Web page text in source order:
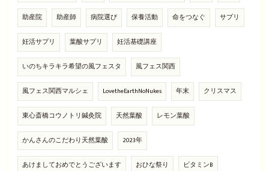
助産院 助産師 病院選び 保養活動 命をつなぐ サプリ
妊活サプリ 葉酸サプリ 妊活基礎講座
いのちキラキラ希望の風フェスタ 風フェス関西
風フェス関西マルシェ LovetheEarthNoNukes 年末 クリスマス
東心斎橋コウノトリ鍼灸院 天然葉酸 レモン葉酸
かんさんのこだわり天然葉酸 2023年
あけましておめでとうございます おひな祭り ビタミンB